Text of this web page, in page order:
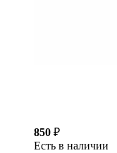
850 ₽
Есть в наличии